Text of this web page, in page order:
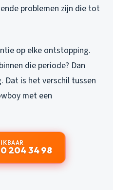
problemen zijn die tot
op elke ontstopping.
die periode? Dan
Dat is het verschil tussen
met een
204 34 98